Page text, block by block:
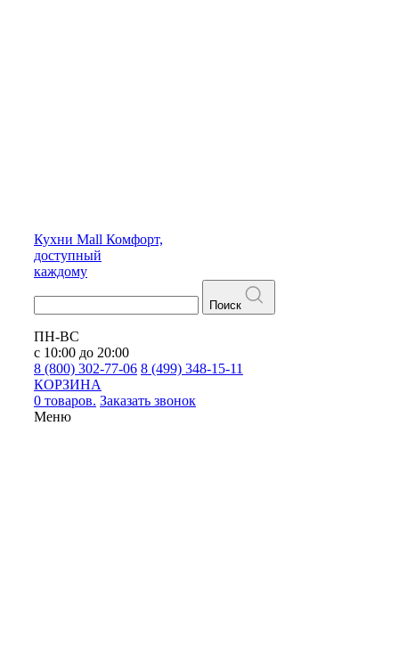
Кухни Mall Комфорт,
доступный
каждому
Поиск
ПН-ВС
с 10:00 до 20:00
8 (800) 302-77-06 8 (499) 348-15-11
КОРЗИНА
0 товаров. Заказать звонок
Меню